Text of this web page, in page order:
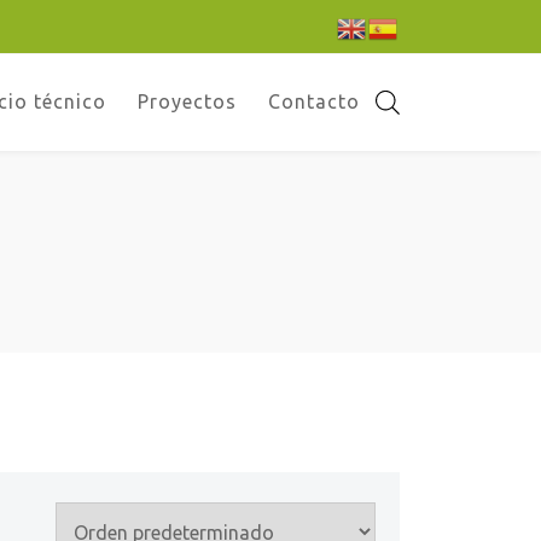
técnico Proyectos Contacto